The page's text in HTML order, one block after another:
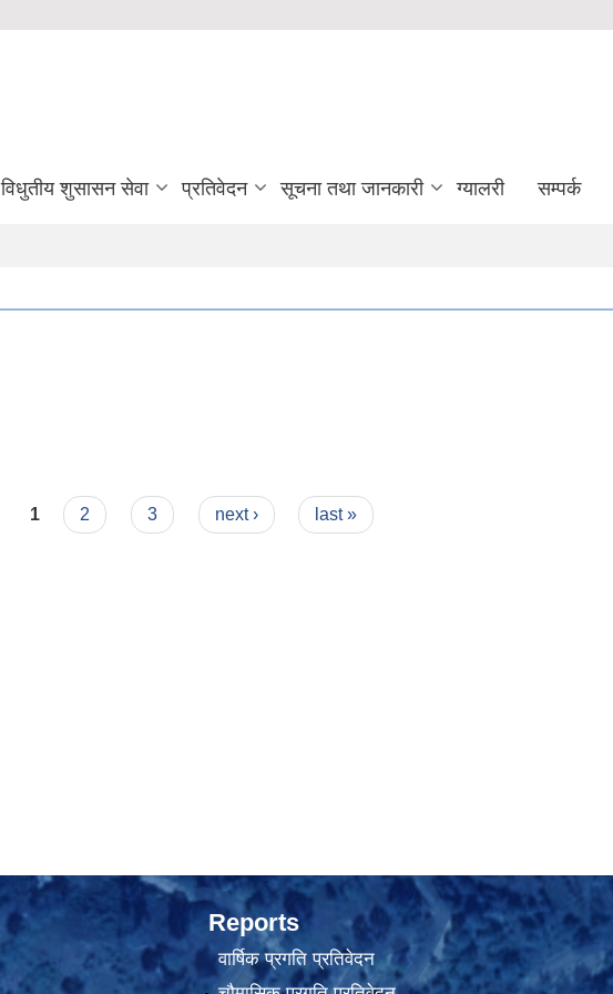
विधुतीय शुसासन सेवा प्रतिवेदन सूचना तथा जानकारी ग्यालरी सम्पर्क
1 2 3 next › last »
Reports
वार्षिक प्रगति प्रतिवेदन